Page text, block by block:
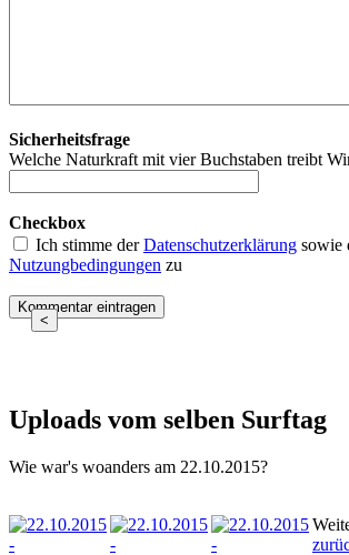
Sicherheitsfrage
Welche Naturkraft mit vier Buchstaben treibt
Checkbox
Ich stimme derDatenschutzerklärung sowie
Nutzungbedingungen zu
<
Uploads vom selben Surftag
Wie war's woanders am 22.10.2015?